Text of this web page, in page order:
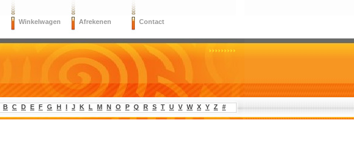
Winkelwagen Afrekenen Contact
B C D E F G H I J K L M N O P Q R S T U V W X Y Z #